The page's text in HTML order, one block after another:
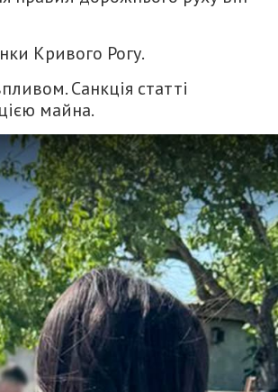
Кривого Рогу.
Санкція статті
майна.